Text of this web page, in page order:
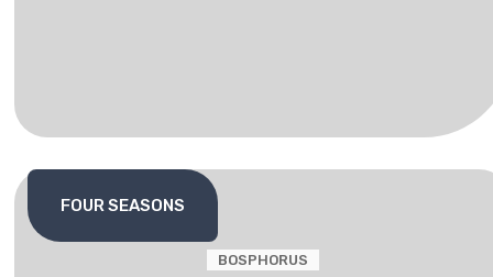
FOUR SEASONS
BOSPHORUS